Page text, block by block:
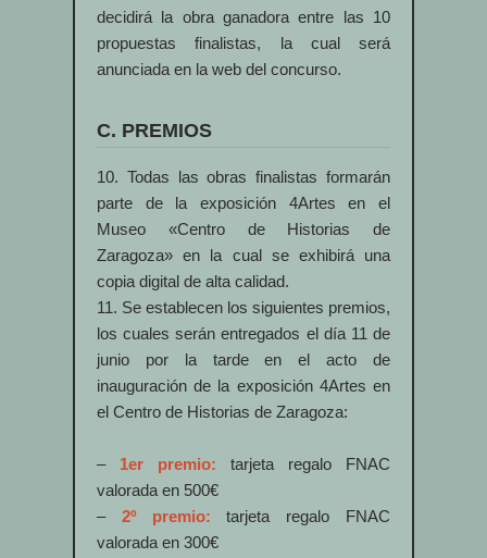
decidirá la obra ganadora entre las 10
propuestas finalistas, la cual será
anunciada en la web del concurso.
C. PREMIOS
10. Todas las obras finalistas formarán
parte de la exposición 4Artes en el
Museo «Centro de Historias de
Zaragoza» en la cual se exhibirá una
copia digital de alta calidad.
11. Se establecen los siguientes premios,
los cuales serán entregados el día 11 de
junio por la tarde en el acto de
inauguración de la exposición 4Artes en
el Centro de Historias de Zaragoza:
– 1er premio: tarjeta regalo FNAC
valorada en 500€
– 2º premio: tarjeta regalo FNAC
valorada en 300€